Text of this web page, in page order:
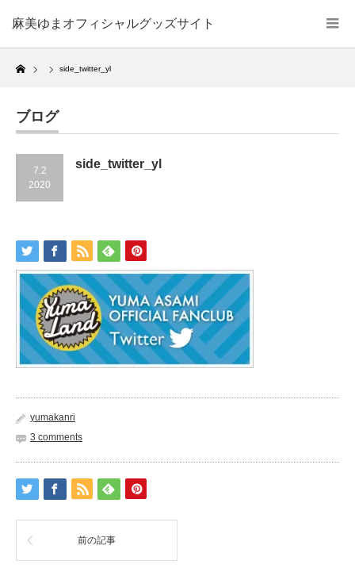
麻美ゆまオフィシャルグッズサイト
Home
side_twitter_yl
ブログ
7.2
2020
side_twitter_yl
yumakanri
3 comments
前の記事